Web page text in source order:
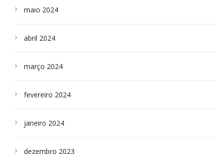
maio 2024
abril 2024
março 2024
fevereiro 2024
janeiro 2024
dezembro 2023